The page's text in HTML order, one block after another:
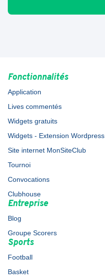
Fonctionnalités
Application
Lives commentés
Widgets gratuits
Widgets - Extension Wordpress
Site internet MonSiteClub
Tournoi
Convocations
Clubhouse
Entreprise
Blog
Groupe Scorers
Sports
Football
Basket